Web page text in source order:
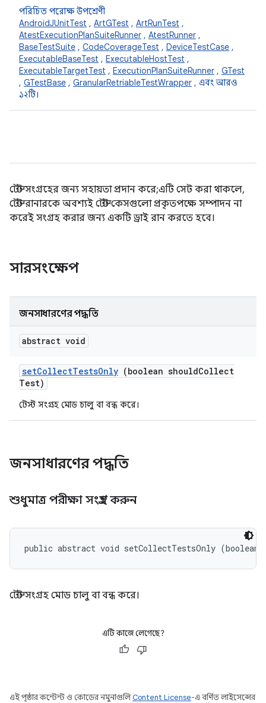
পরিচিত পরোক্ষ উপশ্রেণী
AndroidJUnitTest , ArtGTest , ArtRunTest ,
AtestExecutionPlanSuiteRunner , AtestRunner ,
BaseTestSuite , CodeCoverageTest , DeviceTestCase ,
ExecutableBaseTest , ExecutableHostTest ,
ExecutableTargetTest , ExecutionPlanSuiteRunner , GTest
, GTestBase , GranularRetriableTestWrapper , এবং আরও
১২টি।
টেস্ট সংগ্রহের জন্য সহায়তা প্রদান করে; এটি সেট করা থাকলে,
টেস্ট রানারকে অবশ্যই টেস্ট কেসগুলো প্রকৃতপক্ষে সম্পাদন না
করেই সংগ্রহ করার জন্য একটি ড্রাই রান করতে হবে।
সারসংক্ষেপ
জনসাধারণের পদ্ধতি
abstract void
setCollectTestsOnly (boolean shouldCollect
Test)
টেস্ট সংগ্রহ মোড চালু বা বন্ধ করে।
জনসাধারণের পদ্ধতি
শুধুমাত্র পরীক্ষা সংগ্রহ করুন
public abstract void setCollectTestsOnly (boolean
টেস্ট সংগ্রহ মোড চালু বা বন্ধ করে।
এটি কাজে লেগেছে?
এই পৃষ্ঠার কন্টেন্ট ও কোডের নমুনাগুলিContent License-এ বর্ণিত লাইসেন্সের